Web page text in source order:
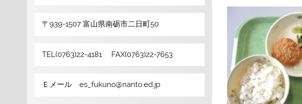
〒939-1507 富山県南砺市二日町50
TEL(0763)22-4181 FAX(0763)22-7653
Ｅメール es_fukuno@nanto.ed.jp